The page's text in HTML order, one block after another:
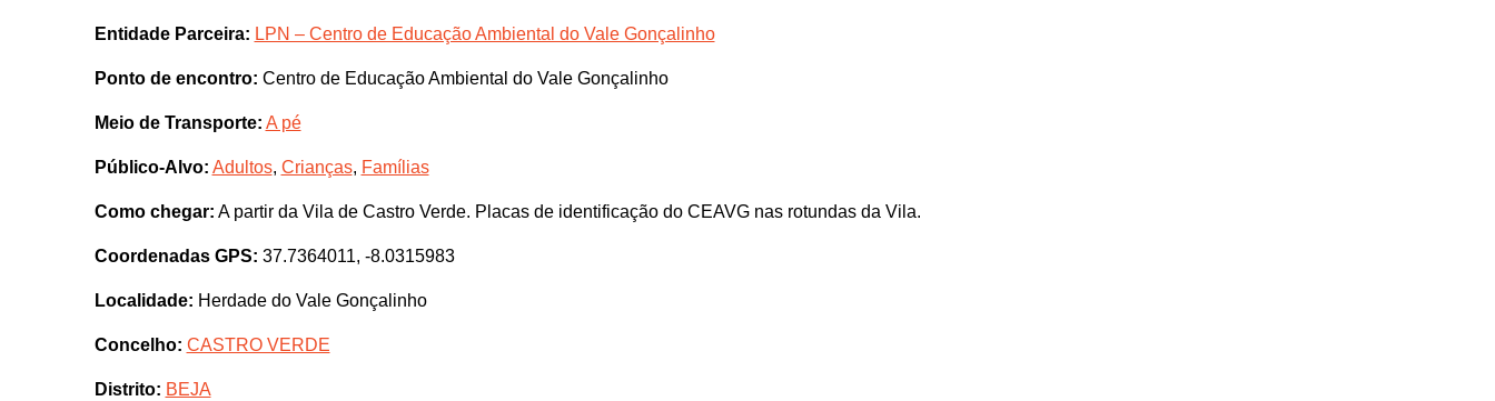
Entidade Parceira: LPN – Centro de Educação Ambiental do Vale Gonçalinho
Ponto de encontro: Centro de Educação Ambiental do Vale Gonçalinho
Meio de Transporte: A pé
Público-Alvo: Adultos, Crianças, Famílias
Como chegar: A partir da Vila de Castro Verde. Placas de identificação do CEAVG nas rotundas da Vila.
Coordenadas GPS: 37.7364011, -8.0315983
Localidade: Herdade do Vale Gonçalinho
Concelho: CASTRO VERDE
Distrito: BEJA